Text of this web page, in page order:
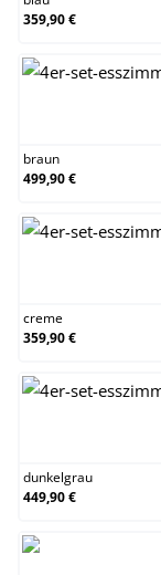
359,90 €
braun
499,90 €
creme
359,90 €
dunkelgrau
449,90 €